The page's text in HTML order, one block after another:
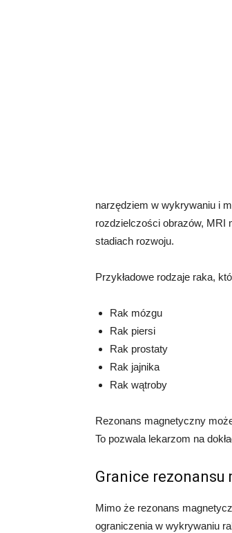
narzędziem w wykrywaniu i
rozdzielczości obrazów, MRI
stadiach rozwoju.
Przykładowe rodzaje raka,
Rak mózgu
Rak piersi
Rak prostaty
Rak jajnika
Rak wątroby
Rezonans magnetyczny
To pozwala lekarzom na
Granice rezonansu
Mimo że rezonans
ograniczenia w wykrywaniu